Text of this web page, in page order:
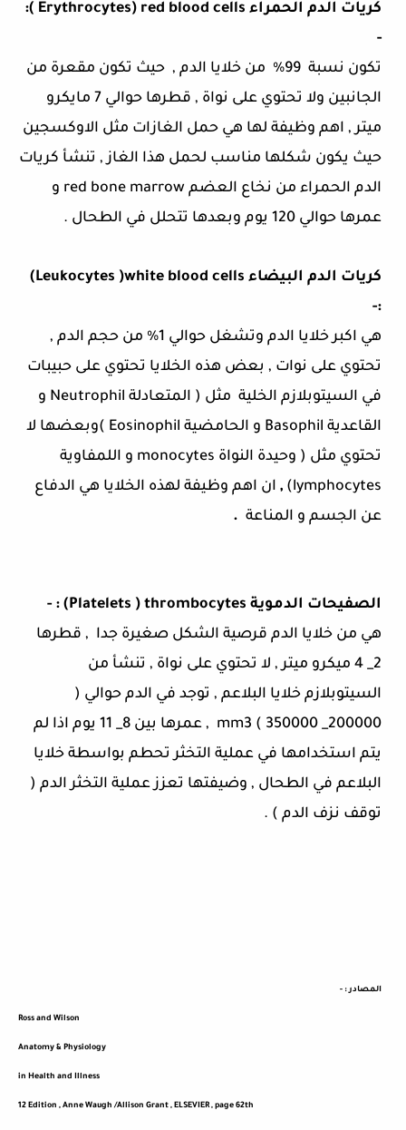
كريات الدم الحمراء ( Erythrocytes) red blood cells
:
-
تكون نسبة 99% من خلايا الدم , حيث تكون مقعرة من
الجانبين ولا تحتوي على نواة , قطرها حوالي 7 مايكرو
ميتر , اهم وظيفة لها هي حمل الغازات مثل الاوكسجين
حيث يكون شكلها مناسب لحمل هذا الغاز , تنشأ كريات
الدم الحمراء من نخاع العضم red bone marrow و
عمرها حوالي 120 يوم وبعدها تتحلل في الطحال .
كريات الدم البيضاء Leukocytes )white blood cells
)
:-
هي اكبر خلايا الدم وتشغل حوالي 1% من حجم الدم ,
تحتوي على نوات , بعض هذه الخلايا تحتوي على حبيبات
في السيتوبلازم الخلية مثل ( المتعادلة Neutrophil و
القاعدية Basophil و الحامضية Eosinophil )وبعضها لا
تحتوي مثل ( وحيدة النواة monocytes و اللمفاوية
lymphocytes
)
, ان اهم وظيفة لهذه الخلايا هي الدفاع
عن الجسم و المناعة .
الصفيحات الدموية Platelets ) thrombocytes
)
: -
هي من خلايا الدم قرصية الشكل صغيرة جدا , قطرها
2_ 4 ميكرو ميتر , لا تحتوي على نواة , تنشأ من
السيتوبلازم خلايا البلاعم , توجد في الدم حوالي (
200000_ 350000 )
mm3
, عمرها بين 8_ 11 يوم اذا لم
يتم استخدامها في عملية التخثر تحطم بواسطة خلايا
البلاعم في الطحال , وضيفتها تعزز عملية التخثر الدم (
توقف نزف الدم ) .
المصادر : -
Ross and Wilson
Anatomy & Physiology
in Health and Illness
th
12 Edition , Anne Waugh /Allison Grant , ELSEVIER , page 62